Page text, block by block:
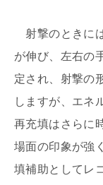
射撃のときに
が伸び、左右の
定され、射撃の
しますが、エネ
再充填はさらに
場面の印象が強
填補助としてレ